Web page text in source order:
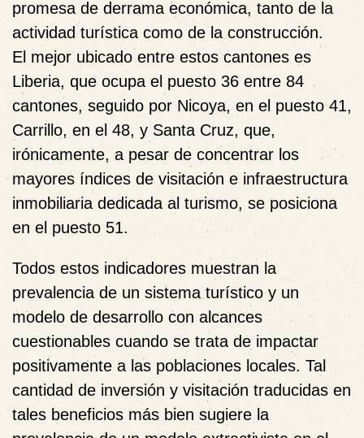
promesa de derrama económica, tanto de la
actividad turística como de la construcción.
El mejor ubicado entre estos cantones es
Liberia, que ocupa el puesto 36 entre 84
cantones, seguido por Nicoya, en el puesto 41,
Carrillo, en el 48, y Santa Cruz, que,
irónicamente, a pesar de concentrar los
mayores índices de visitación e infraestructura
inmobiliaria dedicada al turismo, se posiciona
en el puesto 51.
Todos estos indicadores muestran la
prevalencia de un sistema turístico y un
modelo de desarrollo con alcances
cuestionables cuando se trata de impactar
positivamente a las poblaciones locales. Tal
cantidad de inversión y visitación traducidas en
tales beneficios más bien sugiere la